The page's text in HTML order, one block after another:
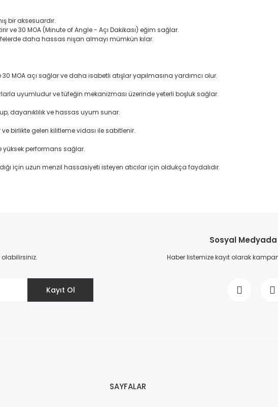
bir aksesuardır.
ve 30 MOA (Minute of Angle - Açı Dakikası) eğim sağlar.
daha hassas nişan almayı mümkün kılar.
MOA açı sağlar ve daha isabetli atışlar yapılmasına yardımcı olur.
uyumludur ve tüfeğin mekanizması üzerinde yeterli boşluk sağlar.
dayanıklılık ve hassas uyum sunar.
birlikte gelen kilitleme vidası ile sabitlenir.
yüksek performans sağlar.
için uzun menzil hassasiyeti isteyen atıcılar için oldukça faydalıdır.
Kayıt Ol
Sosyal
Haber listemize kayıt olarak
SAYFALAR